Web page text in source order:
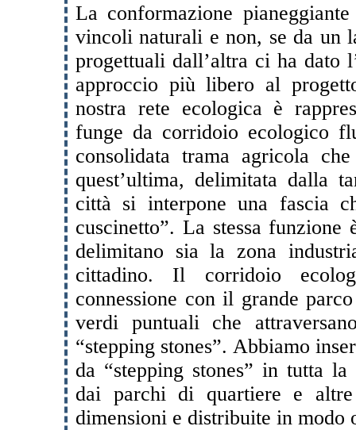
La conformazione
vincoli naturali e non, se da un
progettuali dall’altra ci ha dato
approccio più libero al
nostra rete ecologica è
funge da corridoio ecologico
consolidata trama agricola
quest’ultima, delimitata dalla
città si interpone una fascia
cuscinetto”. La stessa
delimitano sia la zona
cittadino. Il corridoio
connessione con il grande
verdi puntuali che
“stepping stones”. Abbiamo
da “stepping stones” in tutta
dai parchi di quartiere e
dimensioni e distribuite in modo